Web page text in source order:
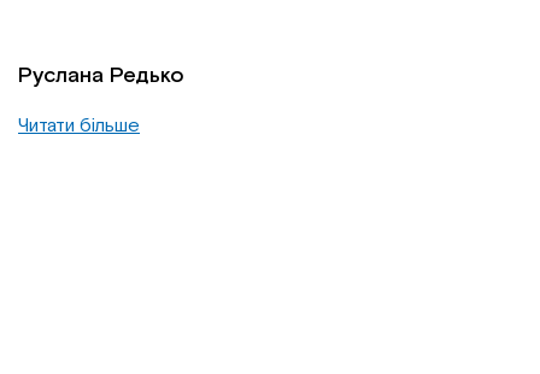
Руслана Редько
Читати більше